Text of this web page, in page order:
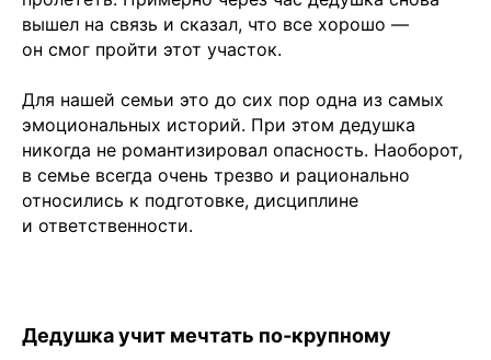
вышел на связь и сказал, что все хорошо —
он смог пройти этот участок.
Для нашей семьи это до сих пор одна из самых
эмоциональных историй. При этом дедушка
никогда не романтизировал опасность. Наоборот,
в семье всегда очень трезво и рационально
относились к подготовке, дисциплине
и ответственности.
Дедушка учит мечтать по‑крупному